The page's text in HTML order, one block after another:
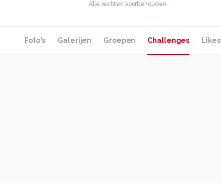
Alle rechten voorbehouden
Foto's Galerijen Groepen Challenges Likes